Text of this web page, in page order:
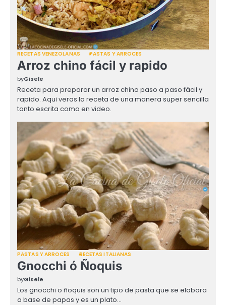
RECETAS VENEZOLANAS PASTAS Y ARROCES
Arroz chino fácil y rapido
byGisele
Receta para preparar un arroz chino paso a paso fácil y
rapido. Aqui veras la receta de una manera super sencilla
tanto escrita como en video.
PASTAS Y ARROCES RECETAS ITALIANAS
Gnocchi ó Ñoquis
byGisele
Los gnocchi o ñoquis son un tipo de pasta que se elabora
a base de papas y es un plato…